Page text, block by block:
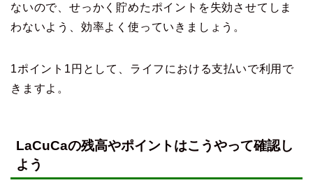
ないので、せっかく貯めたポイントを失効させてしま
わないよう、効率よく使っていきましょう。
1ポイント1円として、ライフにおける支払いで利用で
きますよ。
LaCuCaの残高やポイントはこうやって確認し
よう